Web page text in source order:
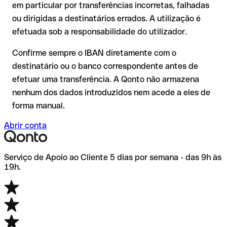
Plc) ou através de uma transferência de teste.
Recomendação
: verifique cada IBAN antes de efetuar uma
transferência com o nosso IBAN Checker gratuito e, em caso
de dúvida, confirme-o diretamente com o destinatário. Esta
precaução é especialmente importante com montantes
elevados ou em novas relações comerciais.
em particular por transferências incorretas, falhadas
ou dirigidas a destinatários errados. A utilização é
efetuada sob a responsabilidade do utilizador.
Confirme sempre o IBAN diretamente com o
destinatário ou o banco correspondente antes de
efetuar uma transferência. A Qonto não armazena
nenhum dos dados introduzidos nem acede a eles de
forma manual.
Abrir conta
Serviço de Apoio ao Cliente 5 dias por semana - das 9h às
19h.